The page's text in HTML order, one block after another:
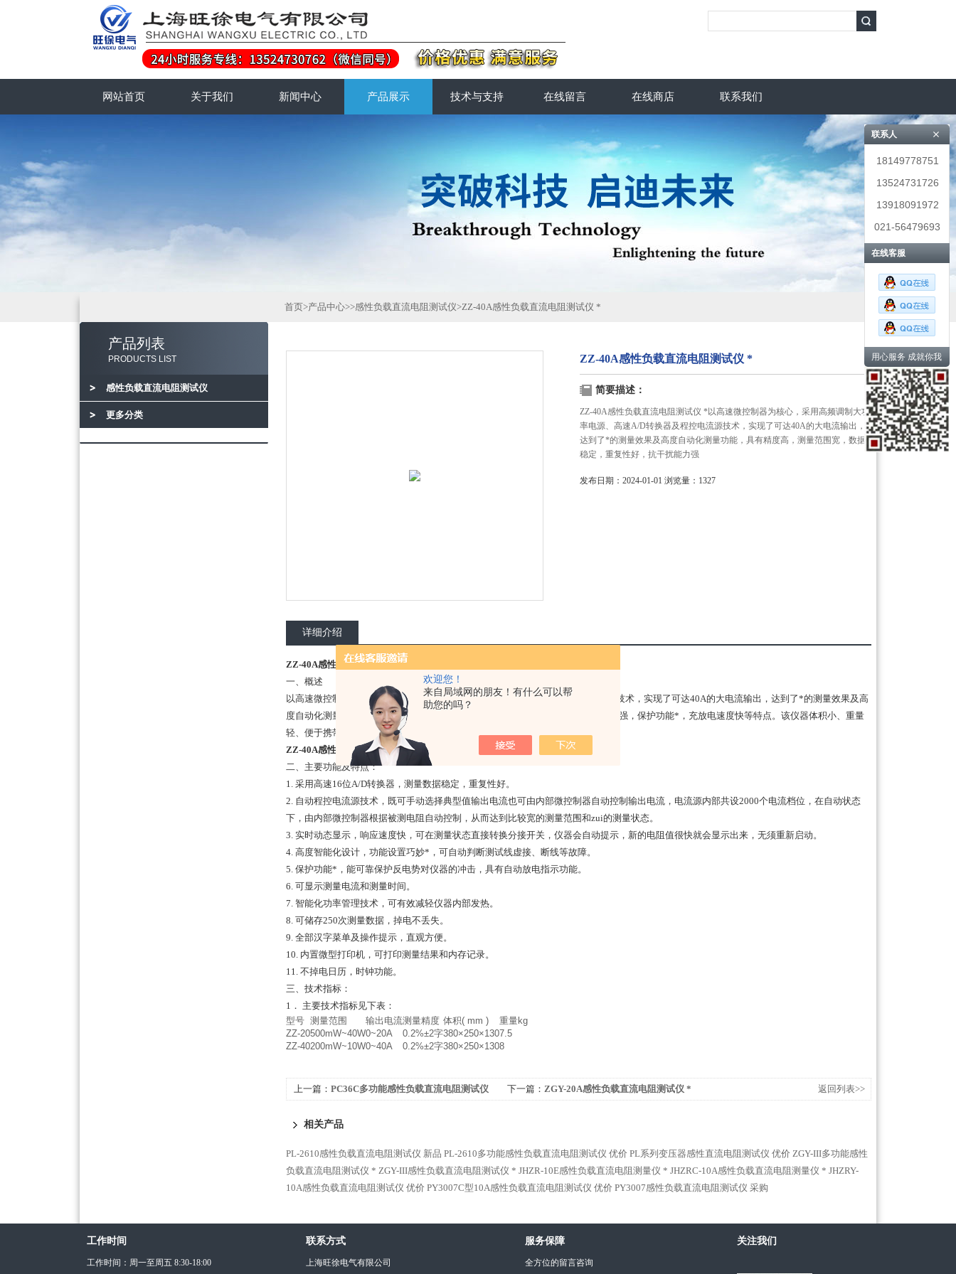
欢迎您！
来自局域网的朋友！有什么可以帮
助您的吗？
网站首页 关于我们 新闻中心 产品展示 技术与支持 在线留言 在线商店 联系我们
产品列表
PRODUCTS LIST
感性负载直流电阻测试仪
更多分类
首页>产品中心>>感性负载直流电阻测试仪>ZZ-40A感性负载直流电阻测试仪 *
ZZ-40A感性负载直流电阻测试仪 *
简要描述：
ZZ-40A感性负载直流电阻测试仪 *以高速微控制器为核心，采用高频调制大功
率电源、高速A/D转换器及程控电流源技术，实现了可达40A的大电流输出，
达到了*的测量效果及高度自动化测量功能，具有精度高，测量范围宽，数据
稳定，重复性好，抗干扰能力强
发布日期：2024-01-01 浏览量：1327
详细介绍
ZZ-40A感性负载直流电阻测试仪 *
一、概述
以高速微控制器为核心，采用高频调制大功率电源、高速A/D转换器及程控电流源技术，实现了可达40A的大电流输出，达到了*的测量效果及高
度自动化测量功能，具有精度高，测量范围宽，数据稳定，重复性好，抗干扰能力强，保护功能*，充放电速度快等特点。该仪器体积小、重量
轻、便于携带，是变压器直流电阻测试的一代产品。
ZZ-40A感性负载直流电阻测试仪 *
二、主要功能及特点：
1. 采用高速16位A/D转换器，测量数据稳定，重复性好。
2. 自动程控电流源技术，既可手动选择典型值输出电流也可由内部微控制器自动控制输出电流，电流源内部共设2000个电流档位，在自动状态
下，由内部微控制器根据被测电阻自动控制，从而达到比较宽的测量范围和zui的测量状态。
3. 实时动态显示，响应速度快，可在测量状态直接转换分接开关，仪器会自动提示，新的电阻值很快就会显示出来，无须重新启动。
4. 高度智能化设计，功能设置巧妙*，可自动判断测试线虚接、断线等故障。
5. 保护功能*，能可靠保护反电势对仪器的冲击，具有自动放电指示功能。
6. 可显示测量电流和测量时间。
7. 智能化功率管理技术，可有效减轻仪器内部发热。
8. 可储存250次测量数据，掉电不丢失。
9. 全部汉字菜单及操作提示，直观方便。
10. 内置微型打印机，可打印测量结果和内存记录。
11. 不掉电日历，时钟功能。
三、技术指标：
1． 主要技术指标见下表：
型号 测量范围 输出电流测量精度 体积( mm )
重量kg
ZZ-20500mW~40W0~20A 0.2%±2字380×250×1307.5
ZZ-40200mW~10W0~40A 0.2%±2字380×250×1308
上一篇： PC36C多功能感性负载直流电阻测试仪
下一篇： ZGY-20A感性负载直流电阻测试仪 * 返回列表>>
相关产品
PL-2610感性负载直流电阻测试仪 新品 PL-2610多功能感性负载直流电阻测试仪 优价 PL系列变压器感性直流电阻测试仪 优价 ZGY-III多功能感性
负载直流电阻测试仪 * ZGY-III感性负载直流电阻测试仪 * JHZR-10E感性负载直流电阻测量仪 * JHZRC-10A感性负载直流电阻测量仪 * JHZRY-
10A感性负载直流电阻测试仪 优价 PY3007C型10A感性负载直流电阻测试仪 优价 PY3007感性负载直流电阻测试仪 采购
工作时间
工作时间：周一至周五 8:30-18:00
联系方式
上海旺徐电气有限公司
服务保障
全方位的留言咨询
关注我们
联系人
18149778751
13524731726
13918091972
021-56479693
在线客服
用心服务 成就你我